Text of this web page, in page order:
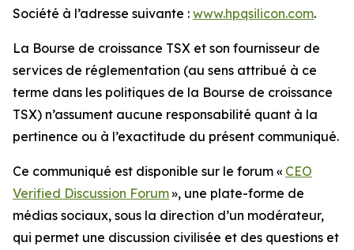
Société à l’adresse suivante : www.hpqsilicon.com.
La Bourse de croissance TSX et son fournisseur de
services de réglementation (au sens attribué à ce
terme dans les politiques de la Bourse de croissance
TSX) n’assument aucune responsabilité quant à la
pertinence ou à l’exactitude du présent communiqué.
Ce communiqué est disponible sur le forum « CEO
Verified Discussion Forum», une plate-forme de
médias sociaux, sous la direction d’un modérateur,
qui permet une discussion civilisée et des questions et